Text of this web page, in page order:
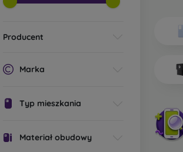
Producent
Marka
Typ mieszkania
Materiał obudowy